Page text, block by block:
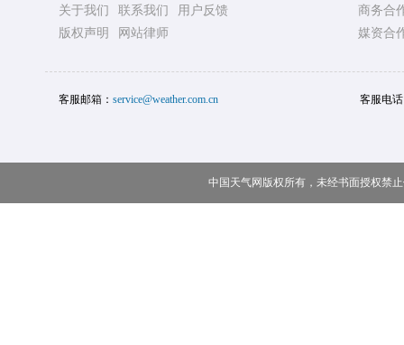
关于我们 联系我们
用户反馈
版权声明
网站律师
商务合
媒资合
客服邮箱： service@weather.com.cn 客服电
中国天气网版权所有，未经书面授权